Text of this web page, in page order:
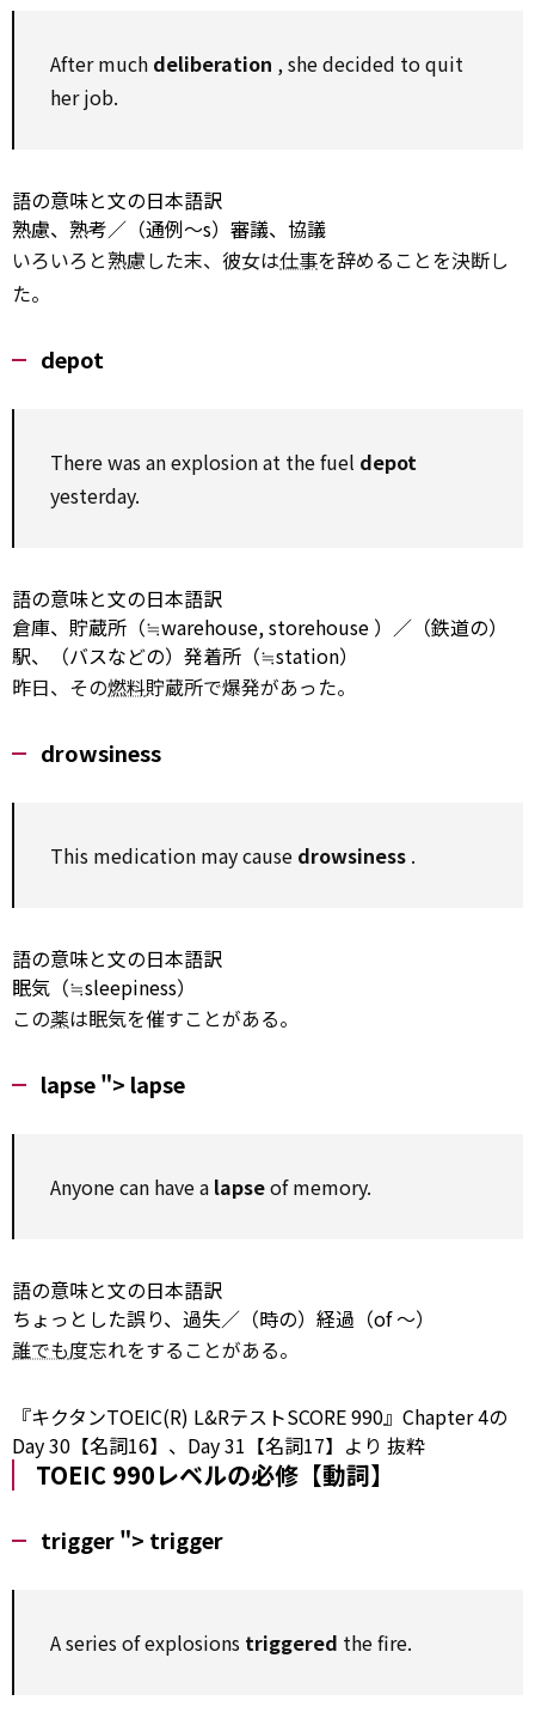
After much deliberation , shedecided toquit
her job.
語の意味と文の日本語訳
熟慮、熟考／（通例～s）審議、協議
いろいろと熟慮した末、彼女は仕事を辞めることを決断し
た。
depot
There was an explosion at the fuel depot
yesterday.
語の意味と文の日本語訳
倉庫、貯蔵所（≒warehouse,storehouse ）／（鉄道の）
駅、（バスなどの）発着所（≒station）
昨日、その燃料貯蔵所で爆発があった。
drowsiness
This medication maycause drowsiness .
語の意味と文の日本語訳
眠気（≒sleepiness）
この薬は眠気を催すことがある。
lapse "> lapse
Anyone can have a lapseof memory.
語の意味と文の日本語訳
ちょっとした誤り、過失／（時の）経過（of ～）
誰でも度忘れをすることがある。
『キクタンTOEIC(R) L&RテストSCORE 990』Chapter 4の
Day 30【名詞16】、Day 31【名詞17】より 抜粋
TOEIC 990レベルの必修【動詞】
trigger "> trigger
A series of explosions triggered the fire.